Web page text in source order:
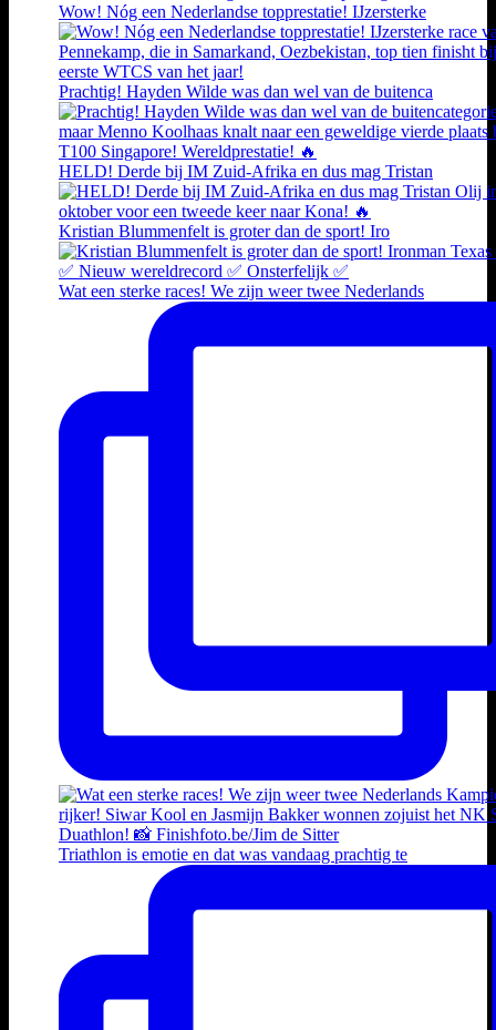
Wow! Nóg een Nederlandse topprestatie! IJzersterke
Prachtig! Hayden Wilde was dan wel van de buitenca
HELD! Derde bij IM Zuid-Afrika en dus mag Tristan
Kristian Blummenfelt is groter dan de sport! Iro
Wat een sterke races! We zijn weer twee Nederlands
Triathlon is emotie en dat was vandaag prachtig te